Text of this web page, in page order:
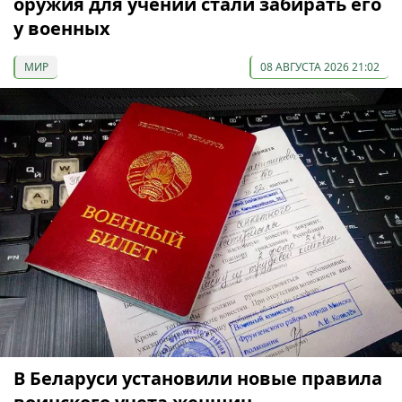
у военных
МИР 08 АВГУСТА 2026 21:02
В Беларуси установили новые правила